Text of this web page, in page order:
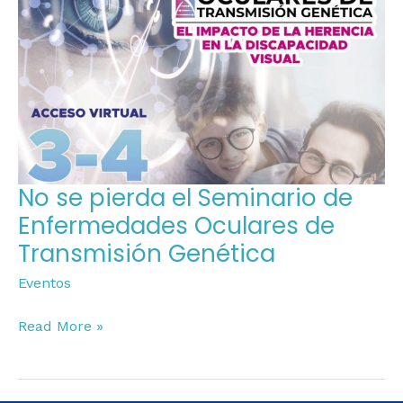
No se pierda el Seminario de
Enfermedades Oculares de
Transmisión Genética
Eventos
el
Seminario
de
Enfermedades
Oculares
de
Transmisión
Genética
Read More »